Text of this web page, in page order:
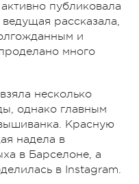
публиковала
рассказала,
и
много
несколько
однако главным
Красную
надела в
в Барселоне, а
в Instagram.